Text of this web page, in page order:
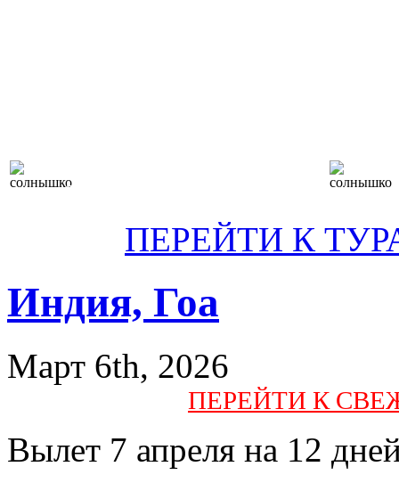
туры
ПЕРЕЙТИ К
Индия, Гоа
Март 6th, 2026
ПЕРЕЙТИ К
Вылет 7 апреля на 12